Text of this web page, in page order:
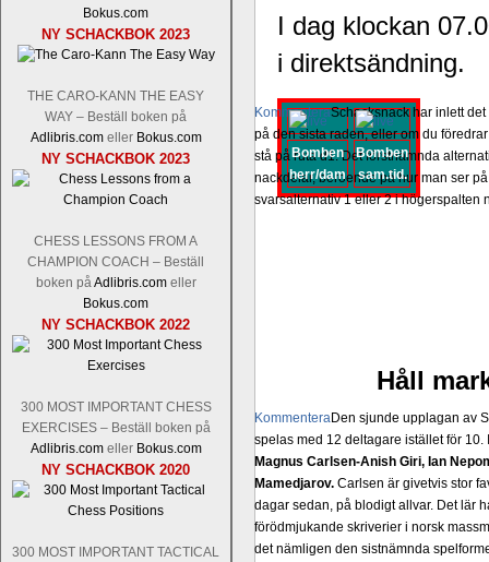
Bokus.com
NY SCHACKBOK 2023
THE CARO-KANN THE EASY
WAY – Beställ boken på
Adlibris.comeller Bokus.com
NY SCHACKBOK 2023
CHESS LESSONS FROM A
CHAMPION COACH – Beställ
boken påAdlibris.comeller
Bokus.com
NY SCHACKBOK 2022
300 MOST IMPORTANT CHESS
EXERCISES – Beställ boken på
Adlibris.comeller Bokus.com
NY SCHACKBOK 2020
300 MOST IMPORTANT TACTICAL
KommenteraSchacksnack har inlett
på den sista raden, eller om du
stå på ruta d1. Det förstnämnda
nackdelar, beroende på hur man ser
svarsalternativ 1 eller 2 i högerspalten
KommenteraDen sjunde upplagan av
spelas med 12 deltagare istället för
Magnus Carlsen-Anish Giri, Ian
Mamedjarov. Carlsen är givetvis stor
dagar sedan, på blodigt allvar. Det lär
förödmjukande skriverier i norsk
det nämligen den sistnämnda
I dag klockan
i direktsändning.
Bomben
herr/dam
Bomben
sam.tid.
Håll